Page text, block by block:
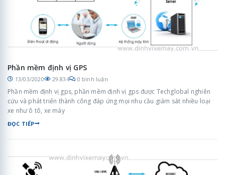
Phần mềm định vị GPS
13/03/2020 29.834 0 bình luận
Phần mềm định vị gps, phần mềm định vị gps được Techglobal nghiên
cứu và phát triển thành công đáp ứng mọi nhu cầu giám sát nhiều loại
xe như ô tô, xe máy
ĐỌC TIẾP